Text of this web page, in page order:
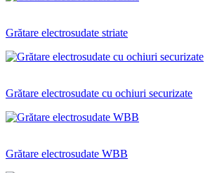
Grătare electrosudate striate
Grătare electrosudate cu ochiuri securizate
Grătare electrosudate WBB